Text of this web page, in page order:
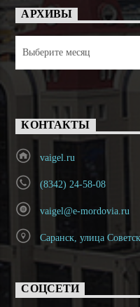
АРХИВЫ
КОНТАКТЫ
vaigel.ru
(8342) 24-58-08
vaigel@e-mordovia.ru
Саранск, улица
СОЦСЕТИ